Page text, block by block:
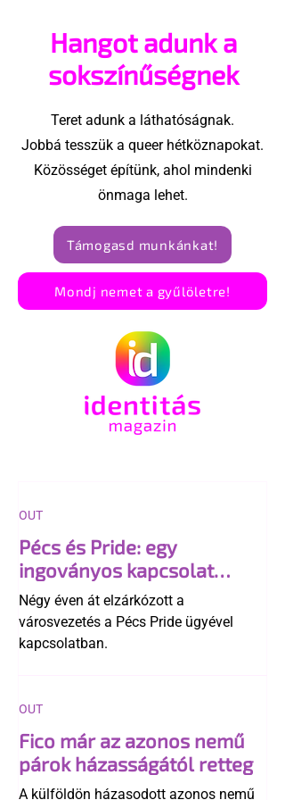
melegpropaganda-
törvényt
Hangot adunk a
sokszínűségnek
Teret adunk a láthatóságnak.
Jobbá tesszük a queer hétköznapokat.
Közösséget építünk, ahol mindenki
önmaga lehet.
Támogasd munkánkat!
Mondj nemet a gyűlöletre!
Pécs és Pride: egy
ingoványos kapcsolat
története
Négy éven át elzárkózott a
városvezetés a Pécs Pride ügyével
kapcsolatban.
OUT
Fico már az azonos nemű
párok házasságától retteg
A külföldön házasodott azonos nemű
OUT